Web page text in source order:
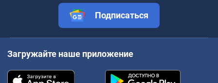
Подписаться
Загружайте наше приложение